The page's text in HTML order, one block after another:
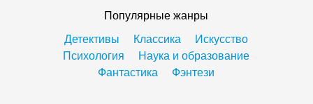
Популярные жанры
Детективы
Классика
Искусство
Психология
Наука и образование
Фантастика
Фэнтези